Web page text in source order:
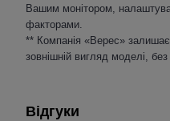
Вашим монітором,
факторами.
** Компанія «Верес»
зовнішній вигляд моделі,
Відгуки